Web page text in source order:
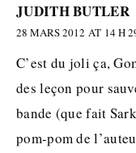
JUDITH BUTLER
28 MARS 2012 AT 14 H
C’est du joli ça,
des leçon pour
bande (que fait
pom-pom de